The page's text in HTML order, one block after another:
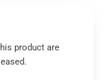
product are